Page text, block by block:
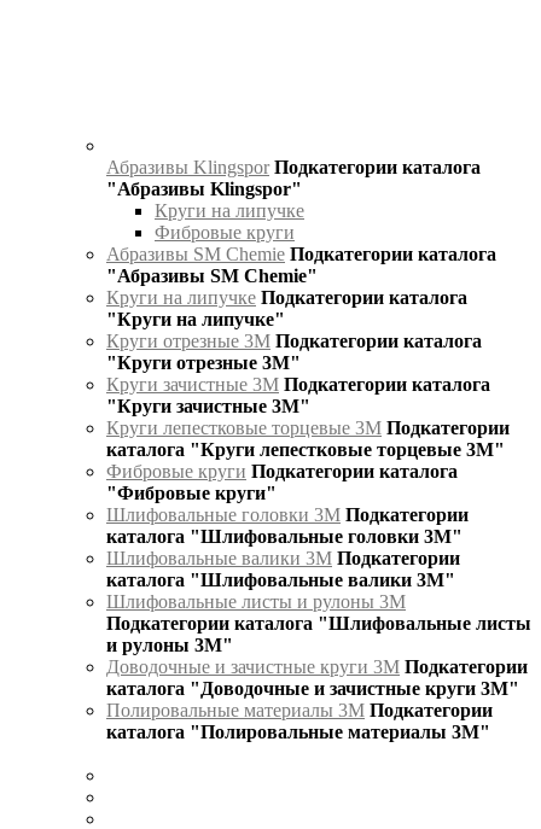
Абразивы Klingspor Подкатегории каталога
"Абразивы Klingspor"
Круги на липучке
Фибровые круги
Абразивы SM Chemie Подкатегории каталога
"Абразивы SM Chemie"
Круги на липучке Подкатегории каталога
"Круги на липучке"
Круги отрезные 3М Подкатегории каталога
"Круги отрезные 3М"
Круги зачистные 3М Подкатегории каталога
"Круги зачистные 3М"
Круги лепестковые торцевые 3М Подкатегории
каталога "Круги лепестковые торцевые 3М"
Фибровые круги Подкатегории каталога
"Фибровые круги"
Шлифовальные головки 3М Подкатегории
каталога "Шлифовальные головки 3М"
Шлифовальные валики 3М Подкатегории
каталога "Шлифовальные валики 3М"
Шлифовальные листы и рулоны 3М
Подкатегории каталога "Шлифовальные листы
и рулоны 3М"
Доводочные и зачистные круги 3М Подкатегории
каталога "Доводочные и зачистные круги 3М"
Полировальные материалы 3М Подкатегории
каталога "Полировальные материалы 3М"